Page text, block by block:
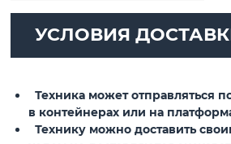
УСЛОВИЯ
Техника может отправляться
в контейнерах или на
Технику можно доставить